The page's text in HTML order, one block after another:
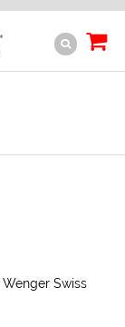
Wenger Swiss